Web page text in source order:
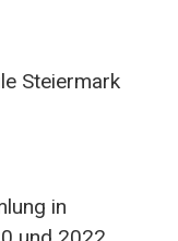
Steiermark
in